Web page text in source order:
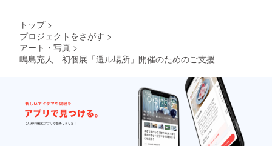
トップ >
プロジェクトをさがす >
アート・写真 >
鳴島充人 初個展「還ル場所」開催のためのご支援